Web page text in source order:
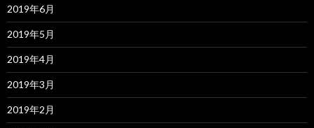
2019年6月
2019年5月
2019年4月
2019年3月
2019年2月